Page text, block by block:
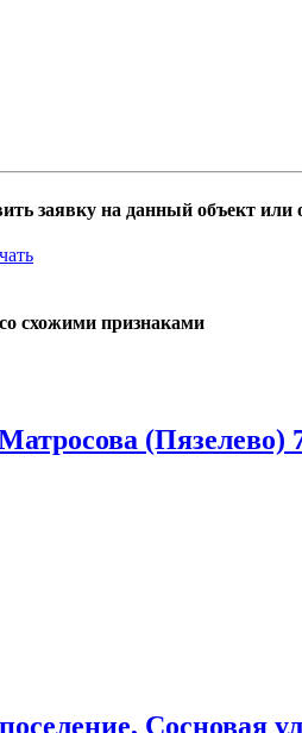
заявку на данный объект или
схожими признаками
(Пязелево)
Сосновая